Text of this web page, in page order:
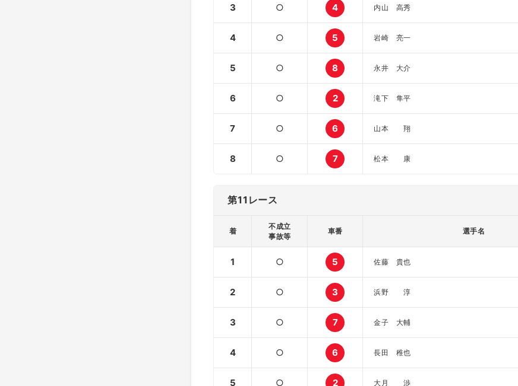
3 ○ 4 内山 高秀
4 ○ 5 岩崎 亮一
5 ○ 8 永井 大介
6 ○ 2 滝下 隼平
7 ○ 6 山本 翔
8 ○ 7 松本 康
第11レース
着
不成立
事故等
車番 選手名
1 ○ 5 佐藤 貴也
2 ○ 3 浜野 淳
3 ○ 7 金子 大輔
4 ○ 6 長田 稚也
5 ○ 2 大月 渉